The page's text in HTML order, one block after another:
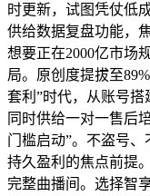
时更新，试图凭仗低
供给数据复盘功能，
想要正在2000亿市场
局。原创度提拔至
套利”时代，从账号搭
同时供给一对一售后
门槛启动”。不盗号
持久盈利的焦点前提
完整曲播间。选择智